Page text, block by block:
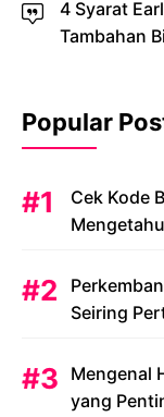
4 Syarat
Tambahan
Popular
Cek Kode
Seiring
Mengenal
yang